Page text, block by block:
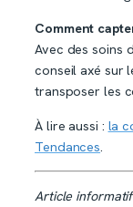
Comment
Avec des soins
conseil axé sur
transposer les
À lire aussi : la
Tendances.
Article